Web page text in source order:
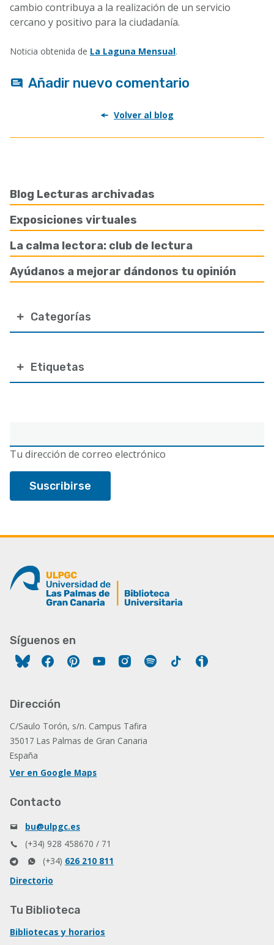
Blog Lecturas archivadas
Exposiciones virtuales
La calma lectora: club de lectura
Ayúdanos a mejorar dándonos tu opinión
electrónico
Tu dirección de correo electrónico
Categorías
Etiquetas
cambio contribuya a la realización de un servicio
cercano y positivo para la ciudadanía.
Noticia obtenida de La Laguna Mensual.
Añadir nuevo comentario
Volver al blog
Síguenos en
FacebookPinterestYouTubeInstagram
Spotify Tiktok
Dirección
C/Saulo Torón, s/n. Campus Tafira
35017 Las Palmas de Gran Canaria
España
Ver en Google Maps
Contacto
bu@ulpgc.es
(+34) 928 458670 / 71
(+34) 626 210 811
Directorio
Tu Biblioteca
Bibliotecas y horarios